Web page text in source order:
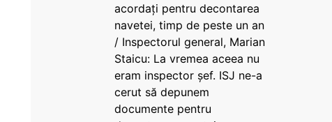
acordați pentru decontarea
navetei, timp de peste un an
/ Inspectorul general, Marian
Staicu: La vremea aceea nu
eram inspector șef. ISJ ne-a
cerut să depunem
documente pentru